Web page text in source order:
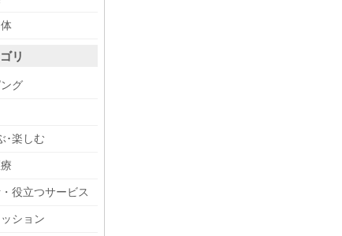
リ
グ
･楽しむ
役立つサービス
ション